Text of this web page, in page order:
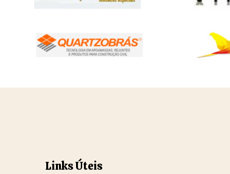
Links Úteis